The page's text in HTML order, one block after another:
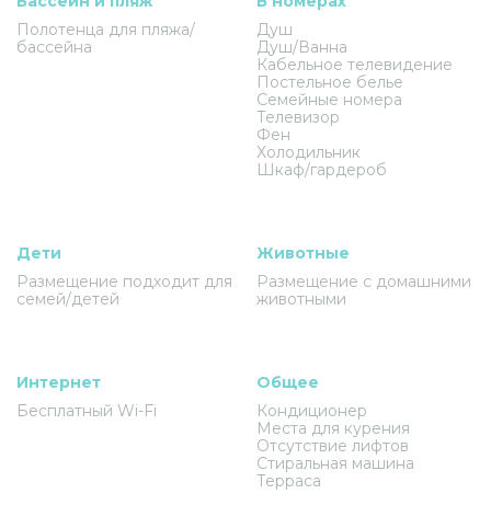
Полотенца для пляжа/
бассейна
Душ
Душ/Ванна
Кабельное телевидение
Постельное белье
Семейные номера
Телевизор
Фен
Холодильник
Шкаф/гардероб
Дети
Размещение подходит для
семей/детей
Животные
Размещение с домашними
животными
Интернет
Бесплатный Wi-Fi
Общее
Кондиционер
Места для курения
Отсутствие лифтов
Стиральная машина
Терраса